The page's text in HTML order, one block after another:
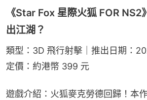
《Star Fox 星際火狐 FOR NS2
出江湖？
類型：3D 飛行射擊｜推出日期：
定價：約港幣 399 元
遊戲介紹：火狐麥克勞德回歸！本